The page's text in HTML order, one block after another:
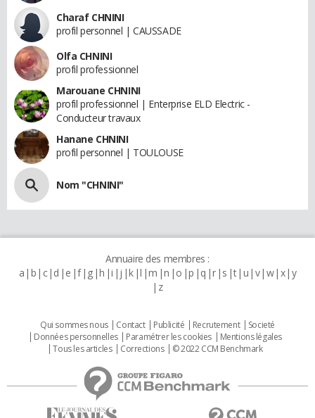
Charaf CHNINI
profil personnel | CAUSSADE
Olfa CHNINI
profil professionnel
Marouane CHNINI
profil professionnel | Enterprise ELD Electric -
Conducteur travaux
Hanane CHNINI
profil personnel | TOULOUSE
Nom "CHNINI"
Annuaire des membres :
a b c d e f g h i j k l m n o p q r s t u v w x y
z
Qui sommes nous Contact Publicité Recrutement
Societé
Données personnelles
Paramétrer les cookies
Mentions légales
Tous les articles
Corrections © 2022 CCM Benchmark